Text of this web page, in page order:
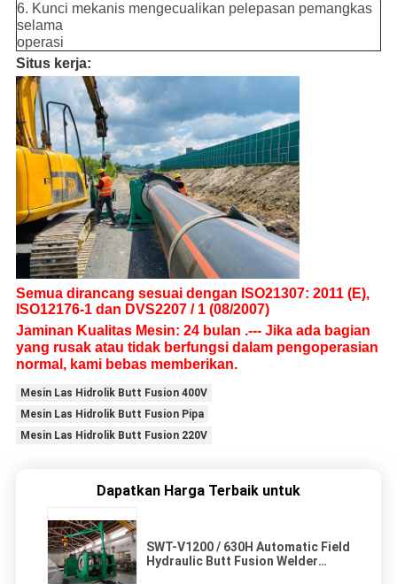
6. Kunci mekanis mengecualikan pelepasan pemangkas
selama
operasi
Situs kerja:
Semua dirancang sesuai dengan ISO21307: 2011 (E),
ISO12176-1 dan DVS2207 / 1 (08/2007)
Jaminan Kualitas Mesin: 24 bulan .--- Jika ada bagian
yang rusak atau tidak berfungsi dalam pengoperasian
normal , kami bebas memberikan.
Mesin Las Hidrolik Butt Fusion 400V
Mesin Las Hidrolik Butt Fusion Pipa
Mesin Las Hidrolik Butt Fusion 220V
Dapatkan Harga Terbaik untuk
SWT-V1200 / 630H Automatic Field
Hydraulic Butt Fusion Welder